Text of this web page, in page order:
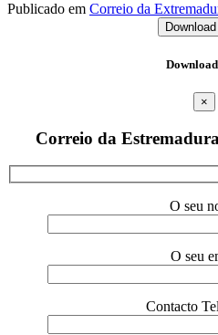
Publicado em Correio da
×
Correio da
O seu
O seu
Contacto